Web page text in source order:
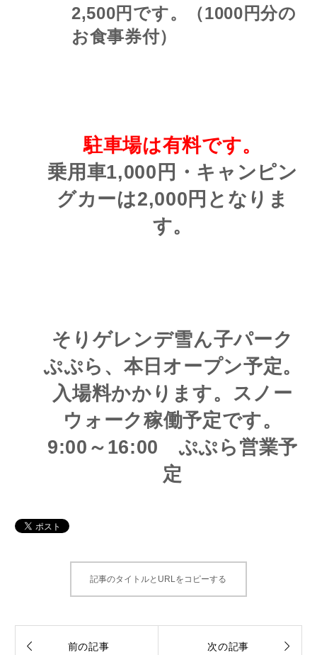
2,500円です。（1000円分の
お食事券付）
駐車場は有料です。
乗用車1,000円・キャンピン
グカーは2,000円となりま
す。
そりゲレンデ雪ん子パーク
ぷぷら、本日オープン予定。
入場料かかります。スノー
ウォーク稼働予定です。
9:00～16:00 ぷぷら営業予
定
記事のタイトルとURLをコピーする
 前の記事 次の記事 